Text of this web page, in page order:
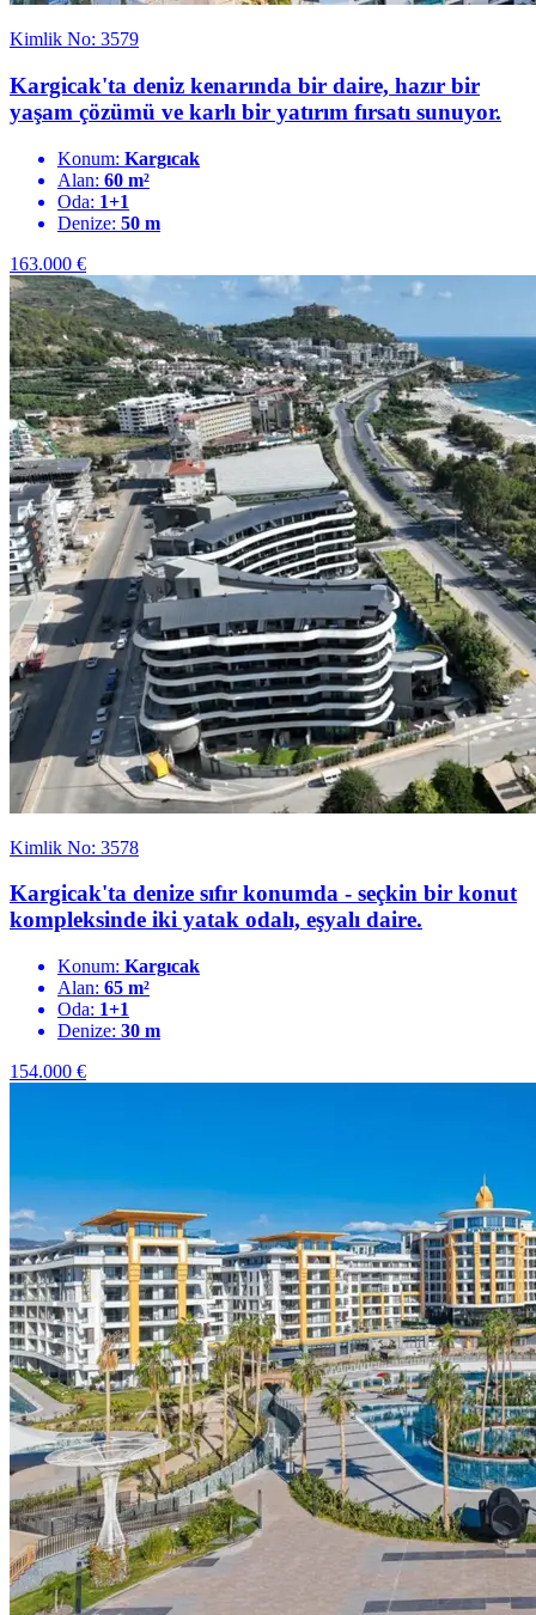
Kimlik No: 3579
Kargicak'ta deniz kenarında bir daire, hazır bir
yaşam çözümü ve karlı bir yatırım fırsatı sunuyor.
Konum: Kargıcak
Alan: 60 m²
Oda: 1+1
Denize: 50 m
163.000 €
Kimlik No: 3578
Kargicak'ta denize sıfır konumda - seçkin bir konut
kompleksinde iki yatak odalı, eşyalı daire.
Konum: Kargıcak
Alan: 65 m²
Oda: 1+1
Denize: 30 m
154.000 €